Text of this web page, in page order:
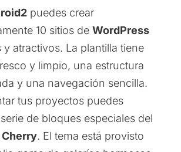
puedes crear
10 sitios de WordPress
atractivos. La plantilla tiene
y limpio, una estructura
y una navegación sencilla.
tus proyectos puedes
de bloques especiales del
. El tema está provisto